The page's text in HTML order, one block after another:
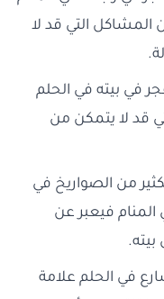
المشاكل التي قد لا
في بيته في الحلم
قد لا يتمكن من
من الصواريخ في
المنام فيعبر عن
في الحلم علامة